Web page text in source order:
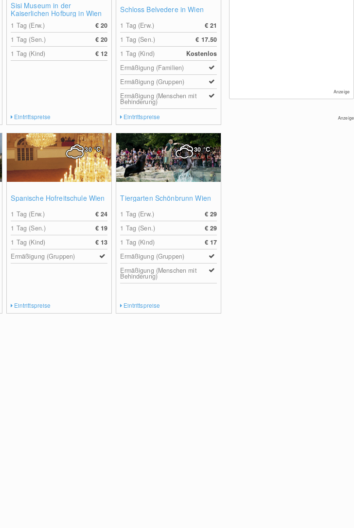
Sisi Museum in der
Kaiserlichen Hofburg in Wien
1 Tag (Erw.)
€ 20
1 Tag (Sen.)
€ 20
1 Tag (Kind)
€ 12
Eintrittspreise
Schloss Belvedere in Wien
1 Tag (Erw.)
€ 21
1 Tag (Sen.)
€ 17.50
1 Tag (Kind)
Kostenlos
Ermäßigung (Familien)
Ermäßigung (Gruppen)
Ermäßigung (Menschen mit
Behinderung)
Eintrittspreise
Spanische Hofreitschule Wien
30°C
1 Tag (Erw.)
€ 24
1 Tag (Sen.)
€ 19
1 Tag (Kind)
€ 13
Ermäßigung (Gruppen)
Eintrittspreise
Tiergarten Schönbrunn Wien
30°C
1 Tag (Erw.)
€ 29
1 Tag (Sen.)
€ 29
1 Tag (Kind)
€ 17
Ermäßigung (Gruppen)
Ermäßigung (Menschen mit
Behinderung)
Eintrittspreise
Anzeige
Anzeige